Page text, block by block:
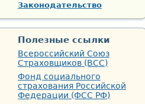
Законодательство
Полезные ссылки
Всероссийский Союз
Страховщиков (ВСС)
Фонд социального
страхования Российской
Федерации (ФСС РФ)